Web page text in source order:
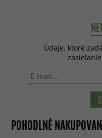
Údaje, ktoré
POHODLNÉ